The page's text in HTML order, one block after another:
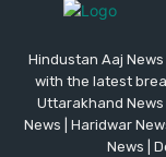
Hindustan Aaj
with the latest
Uttarakhand News
News | Haridwar
News |